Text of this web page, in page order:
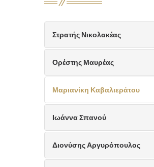
Στρατής Νικολακέας
Ορέστης Μαυρέας
Μαριανίκη Καβαλιεράτου
Ιωάννα Σπανού
Διονύσης Αργυρόπουλος